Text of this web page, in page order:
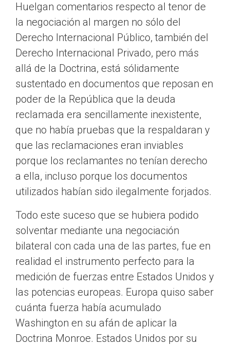
Huelgan comentarios respecto al tenor de
la negociación al margen no sólo del
Derecho Internacional Público, también del
Derecho Internacional Privado, pero más
allá de la Doctrina, está sólidamente
sustentado en documentos que reposan en
poder de la República que la deuda
reclamada era sencillamente inexistente,
que no había pruebas que la respaldaran y
que las reclamaciones eran inviables
porque los reclamantes no tenían derecho
a ella, incluso porque los documentos
utilizados habían sido ilegalmente forjados.
Todo este suceso que se hubiera podido
solventar mediante una negociación
bilateral con cada una de las partes, fue en
realidad el instrumento perfecto para la
medición de fuerzas entre Estados Unidos y
las potencias europeas. Europa quiso saber
cuánta fuerza había acumulado
Washington en su afán de aplicar la
Doctrina Monroe. Estados Unidos por su